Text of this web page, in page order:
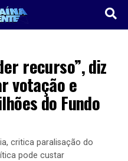
recurso”, diz
votação e
do Fundo
critica paralisação do
pode custar